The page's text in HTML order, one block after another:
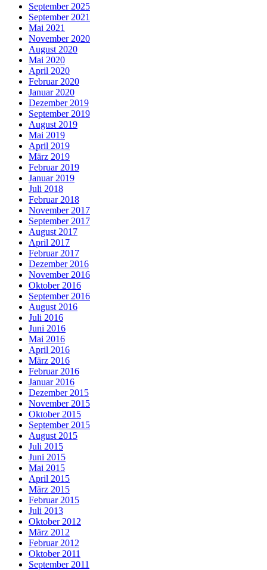
September 2025
September 2021
Mai 2021
November 2020
August 2020
Mai 2020
April 2020
Februar 2020
Januar 2020
Dezember 2019
September 2019
August 2019
Mai 2019
April 2019
März 2019
Februar 2019
Januar 2019
Juli 2018
Februar 2018
November 2017
September 2017
August 2017
April 2017
Februar 2017
Dezember 2016
November 2016
Oktober 2016
September 2016
August 2016
Juli 2016
Juni 2016
Mai 2016
April 2016
März 2016
Februar 2016
Januar 2016
Dezember 2015
November 2015
Oktober 2015
September 2015
August 2015
Juli 2015
Juni 2015
Mai 2015
April 2015
März 2015
Februar 2015
Juli 2013
Oktober 2012
März 2012
Februar 2012
Oktober 2011
September 2011